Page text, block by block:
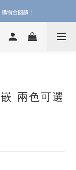
物金回饋！
物金回饋！
入會禮
兩色可選